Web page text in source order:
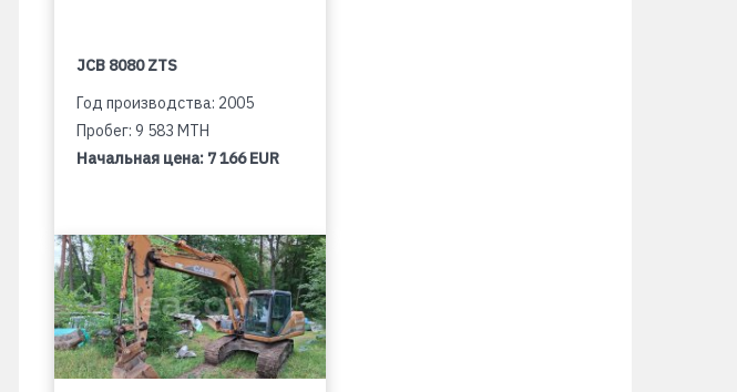
JCB 8080 ZTS
Год производства: 2005
Пробег: 9 583 MTH
Начальная цена: 7 166 EUR